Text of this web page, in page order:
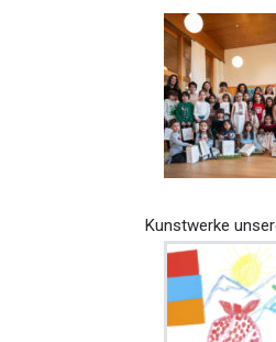
Kunstwerke